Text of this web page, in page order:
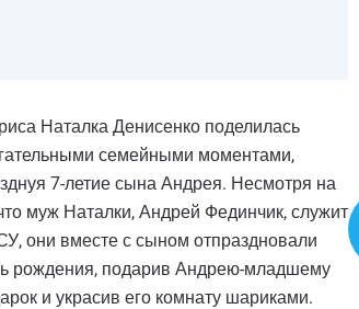
Наталка Денисенко поделилась
семейными моментами,
7-летие сына Андрея. Несмотря на
муж Наталки, Андрей Фединчик, служит
они вместе с сыном отпраздновали
рождения, подарив Андрею-младшему
и украсив его комнату шариками.